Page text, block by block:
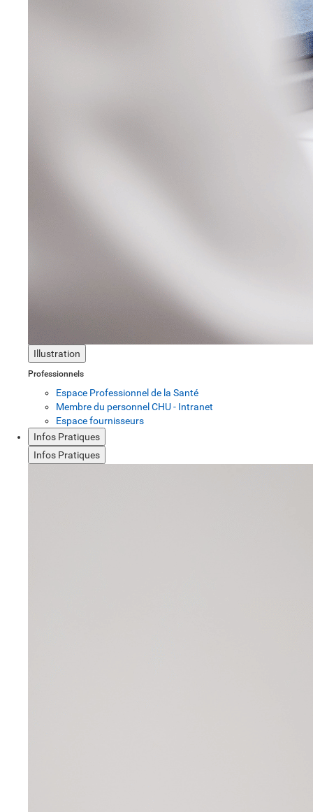
Illustration
Professionnels
Espace Professionnel de la Santé
Membre du personnel CHU - Intranet
Espace fournisseurs
Infos Pratiques
Infos Pratiques